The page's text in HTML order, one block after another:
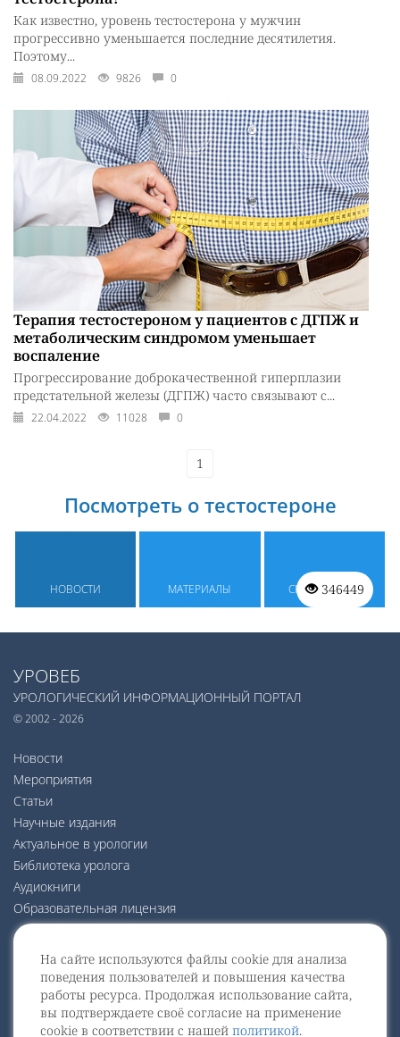
На сайте используются файлы cookie для анализа
поведения пользователей и повышения качества
работы ресурса. Продолжая использование сайта,
вы подтверждаете своё согласие на применение
cookie в соответствии с нашей политикой.
Как известно, уровень тестостерона у мужчин
прогрессивно уменьшается последние десятилетия.
Поэтому...
08.09.2022 9826 0
Терапия тестостероном у пациентов с ДГПЖ и
метаболическим синдромом уменьшает
воспаление
Прогрессирование доброкачественной гиперплазии
предстательной железы (ДГПЖ) часто связывают с...
22.04.2022 11028 0
1
Посмотреть о тестостероне
НОВОСТИ МАТЕРИАЛЫ СПРАВОЧНИК
346449
УРОВЕБ
УРОЛОГИЧЕСКИЙ ИНФОРМАЦИОННЫЙ ПОРТАЛ
© 2002 - 2026
Новости
Мероприятия
Статьи
Научные издания
Актуальное в урологии
Библиотека уролога
Аудиокниги
Образовательная лицензия
Наши друзья
О нас
Политика конфиденциальности
Политика защиты и обработки персональных данных